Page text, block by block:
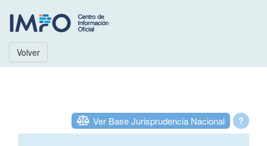
Volver
?
Ver Base Jurisprudencia Nacional